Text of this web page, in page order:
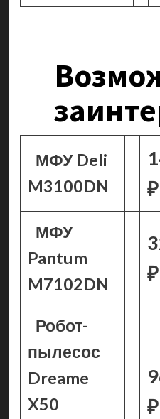
МФУ Deli
M3100DN
₽
МФУ
Pantum
M7102DN
₽
Робот-
пылесос
Dreame
X50
₽